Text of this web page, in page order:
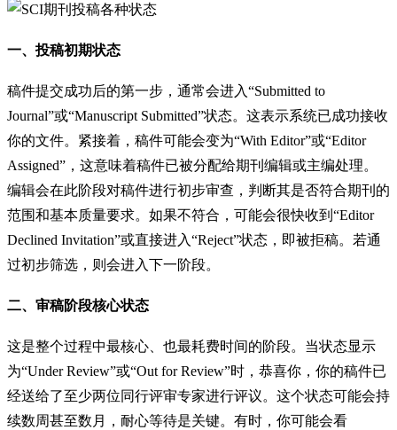
一、投稿初期状态
稿件提交成功后的第一步，通常会进入“Submitted to
Journal”或“Manuscript Submitted”状态。这表示系统已成功接收
你的文件。紧接着，稿件可能会变为“With Editor”或“Editor
Assigned”，这意味着稿件已被分配给期刊编辑或主编处理。
编辑会在此阶段对稿件进行初步审查，判断其是否符合期刊的
范围和基本质量要求。如果不符合，可能会很快收到“Editor
Declined Invitation”或直接进入“Reject”状态，即被拒稿。若通
过初步筛选，则会进入下一阶段。
二、审稿阶段核心状态
这是整个过程中最核心、也最耗费时间的阶段。当状态显示
为“Under Review”或“Out for Review”时，恭喜你，你的稿件已
经送给了至少两位同行评审专家进行评议。这个状态可能会持
续数周甚至数月，耐心等待是关键。有时，你可能会看